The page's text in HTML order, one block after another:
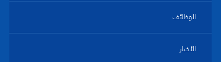
الوظائف
الأخبار